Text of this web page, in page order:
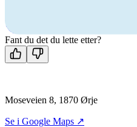
Kontakt oss
Fant du det du lette etter?
Moseveien 8, 1870 Ørje
Se i Google Maps ↗